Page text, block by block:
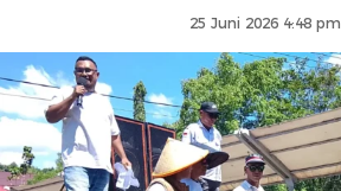
25 Juni 2026 4:48 pm